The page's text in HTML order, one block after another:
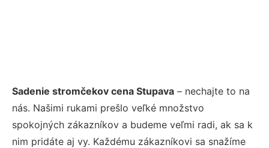
Sadenie stromčekov cena Stupava – nechajte to na
nás. Našimi rukami prešlo veľké množstvo
spokojných zákazníkov a budeme veľmi radi, ak sa k
nim pridáte aj vy. Každému zákazníkovi sa snažíme